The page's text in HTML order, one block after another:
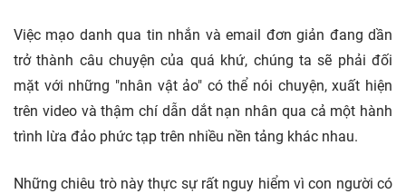
Việc mạo danh qua tin nhắn và email đơn giản đang dần
trở thành câu chuyện của quá khứ, chúng ta sẽ phải đối
mặt với những "nhân vật ảo" có thể nói chuyện, xuất hiện
trên video và thậm chí dẫn dắt nạn nhân qua cả một hành
trình lừa đảo phức tạp trên nhiều nền tảng khác nhau.
Những chiêu trò này thực sự rất nguy hiểm vì con người có